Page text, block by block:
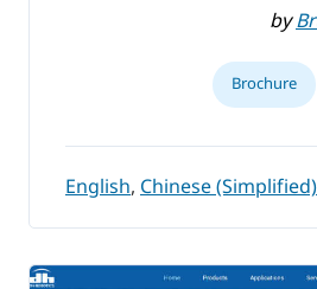
by
Brochure
English,Chinese (Simplified)